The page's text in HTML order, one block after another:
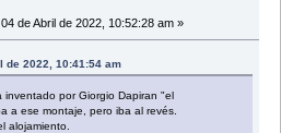
04 de Abril de 2022, 10:52:28 am »
de 2022, 10:41:54 am
por Giorgio Dapiran "el
a ese montaje, pero iba al revés.
alojamiento.